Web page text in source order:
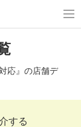
応』の店舗デ
する